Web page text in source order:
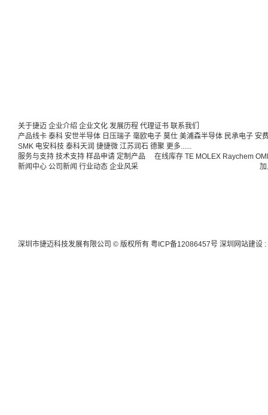
关于捷迈 企业介绍 企业文化 发展历程 代理证书 联系我们
产品线卡 泰科 安世半导体 日压瑞子 毫欧电子 莫仕 美浦森半导体 民承电子 安
SMK 电安科技 泰科天润 捷捷微 江苏润石 德聚 更多......
服务与支持 技术支持 样品申请 定制产品 在线库存 TE MOLEX Raychem
新闻中心 公司新闻 行业动态 企业风采
深圳市捷迈科技发展有限公司 © 版权所有 粤ICP备12086457号 深圳网站建设 :